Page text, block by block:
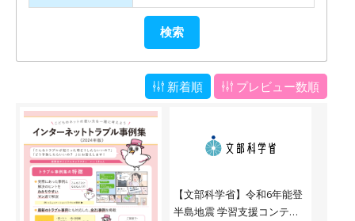
新着順 プレビュー数順
【文部科学省】令和6年能登
半島地震 学習支援コンテン